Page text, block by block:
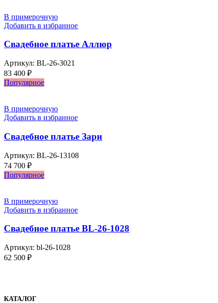
В примерочную
Добавить в избранное
Свадебное платье Аллюр
Артикул: BL-26-3021
83 400 ₽
Популярное
В примерочную
Добавить в избранное
Свадебное платье Зари
Артикул: BL-26-13108
74 700 ₽
Популярное
В примерочную
Добавить в избранное
Свадебное платье BL-26-1028
Артикул: bl-26-1028
62 500 ₽
КАТАЛОГ